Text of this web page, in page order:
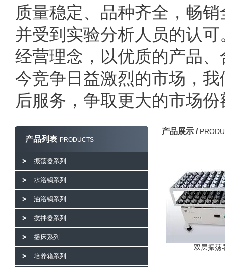
质量稳定、品种齐全，畅
并受到实验分析人员的认
经营理念，以优质的产品
今竞争日益激烈的市场，
后服务，争取更大的市场份
产品列表 PRODUCTS
振荡器系列
水浴锅系列
油浴锅系列
搅拌器系列
摇床系列
培养箱系列
产品展示 /
双层振荡